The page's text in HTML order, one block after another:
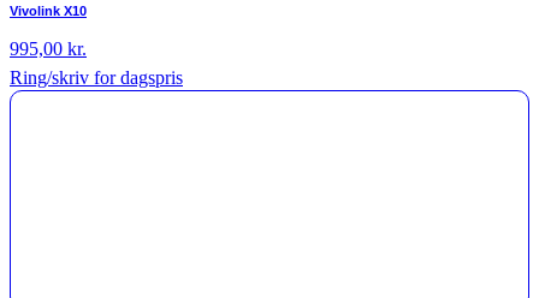
Vivolink X10
995,00 kr.
Ring/skriv for dagspris